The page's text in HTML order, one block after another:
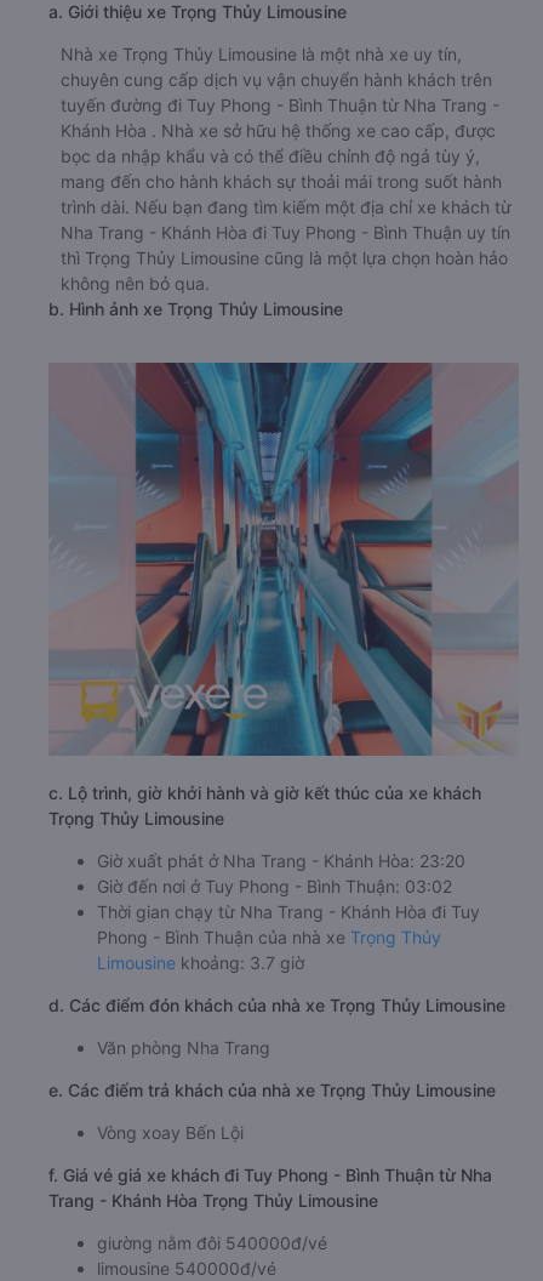
a. Giới thiệu xe Trọng Thủy Limousine
Nhà xe Trọng Thủy Limousine là một nhà xe uy tín,
chuyên cung cấp dịch vụ vận chuyển hành khách trên
tuyến đường đi Tuy Phong - Bình Thuận từ Nha Trang -
Khánh Hòa . Nhà xe sở hữu hệ thống xe cao cấp, được
bọc da nhập khẩu và có thể điều chỉnh độ ngả tùy ý,
mang đến cho hành khách sự thoải mái trong suốt hành
trình dài. Nếu bạn đang tìm kiếm một địa chỉ xe khách từ
Nha Trang - Khánh Hòa đi Tuy Phong - Bình Thuận uy tín
thì Trọng Thủy Limousine cũng là một lựa chọn hoàn hảo
không nên bỏ qua.
b. Hình ảnh xe Trọng Thủy Limousine
c. Lộ trình, giờ khởi hành và giờ kết thúc của xe khách
Trọng Thủy Limousine
Giờ xuất phát ở Nha Trang - Khánh Hòa: 23:20
Giờ đến nơi ở Tuy Phong - Bình Thuận: 03:02
Thời gian chạy từ Nha Trang - Khánh Hòa đi Tuy
Phong - Bình Thuận của nhà xe Trọng Thủy
Limousine khoảng: 3.7 giờ
d. Các điểm đón khách của nhà xe Trọng Thủy Limousine
Văn phòng Nha Trang
e. Các điểm trả khách của nhà xe Trọng Thủy Limousine
Vòng xoay Bến Lội
f. Giá vé giá xe khách đi Tuy Phong - Bình Thuận từ Nha
Trang - Khánh Hòa Trọng Thủy Limousine
giường nằm đôi 540000đ/vé
limousine 540000đ/vé